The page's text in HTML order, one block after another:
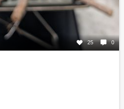
25 0